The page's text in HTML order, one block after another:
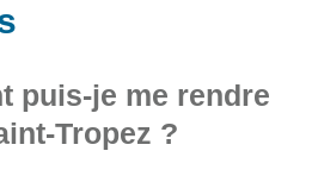
puis-je me rendre
Tropez ?